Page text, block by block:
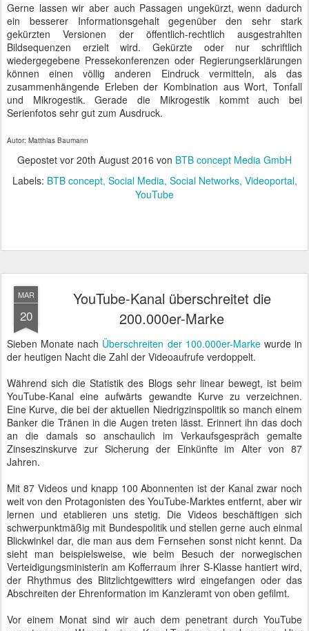
Gerne lassen wir aber auch Passagen ungekürzt, wenn dadurch
ein besserer Informationsgehalt gegenüber den sehr stark
gekürzten Versionen der öffentlich-rechtlich ausgestrahlten
Bildsequenzen erzielt wird. Gekürzte oder nur schriftlich
wiedergegebene Pressekonferenzen oder Regierungserklärungen
können einen völlig anderen Eindruck vermitteln, als das
zusammenhängende Erleben der Kombination aus Wort, Tonfall
und Mikrogestik. Gerade die Mikrogestik kommt auch bei
Serienfotos sehr gut zum Ausdruck.
Autor: Matthias Baumann
Gepostet vor 20th August 2016 von BTB concept Media GmbH
Labels: BTB concept Social Media Social Networks Videoportal
YouTube
MAR
20
YouTube-Kanal überschreitet die
200.000er-Marke
Sieben Monate nach Überschreiten der 100.000er-Markewurde in
der heutigen Nacht die Zahl der Videoaufrufe verdoppelt.
Während sich die Statistik des Blogs sehr linear bewegt, ist beim
YouTube-Kanal eine aufwärts gewandte Kurve zu verzeichnen.
Eine Kurve, die bei der aktuellen Niedrigzinspolitik so manch einem
Banker die Tränen in die Augen treten lässt. Erinnert ihn das doch
an die damals so anschaulich im Verkaufsgespräch gemalte
Zinseszinskurve zur Sicherung der Einkünfte im Alter von 87
Jahren.
Mit 87 Videos und knapp 100 Abonnenten ist der Kanal zwar noch
weit von den Protagonisten des YouTube-Marktes entfernt, aber wir
lernen und etablieren uns stetig. Die Videos beschäftigen sich
schwerpunktmäßig mit Bundespolitik und stellen gerne auch einmal
Blickwinkel dar, die man aus dem Fernsehen sonst nicht kennt. Da
sieht man beispielsweise, wie beim Besuch der norwegischen
Verteidigungsministerin am Kofferraum ihrer S-Klasse hantiert wird,
der Rhythmus des Blitzlichtgewitters wird eingefangen oder das
Abschreiten der Ehrenformation im Kanzleramt von oben gefilmt.
Vor einem Monat sind wir auch dem penetrant durch YouTube